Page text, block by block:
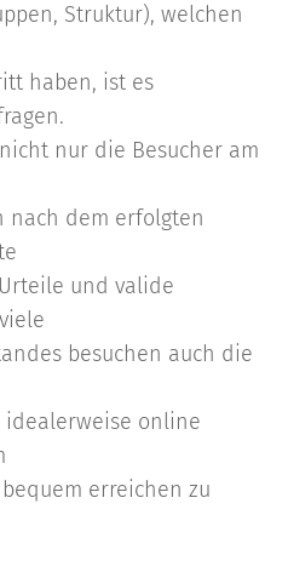
Struktur), welchen
haben, ist es
nur die Besucher am
nach dem erfolgten
und valide
besuchen auch die
idealerweise online
erreichen zu